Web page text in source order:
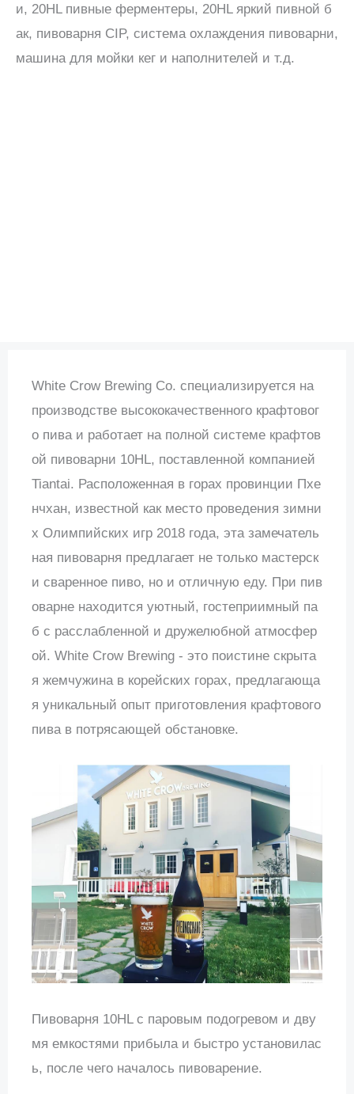
и, 20HL пивные ферментеры, 20HL яркий пивной б
ак, пивоварня CIP, система охлаждения пивоварни,
машина для мойки кег и наполнителей и т.д.
White Crow Brewing Co. специализируется на
производстве высококачественного крафтовог
о пива и работает на полной системе крафтов
ой пивоварни 10HL, поставленной компанией
Tiantai. Расположенная в горах провинции Пхе
нчхан, известной как место проведения зимни
х Олимпийских игр 2018 года, эта замечатель
ная пивоварня предлагает не только мастерск
и сваренное пиво, но и отличную еду. При пив
оварне находится уютный, гостеприимный па
б с расслабленной и дружелюбной атмосфер
ой. White Crow Brewing - это поистине скрыта
я жемчужина в корейских горах, предлагающа
я уникальный опыт приготовления крафтового
пива в потрясающей обстановке.
Пивоварня 10HL с паровым подогревом и дву
мя емкостями прибыла и быстро установилас
ь, после чего началось пивоварение.